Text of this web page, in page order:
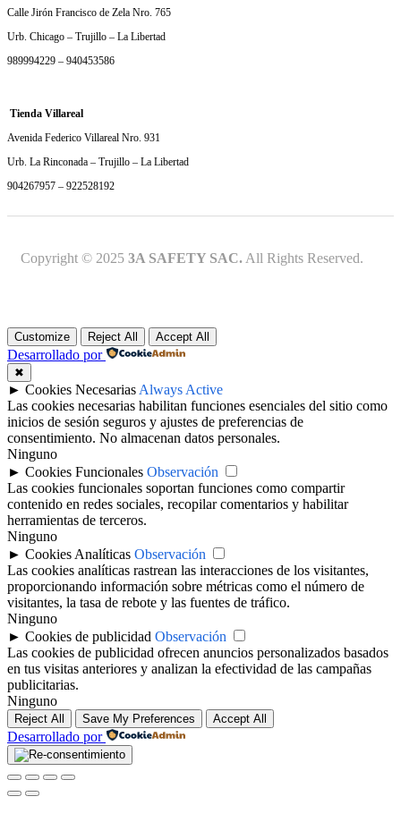
Calle Jirón Francisco de Zela Nro. 765
Urb. Chicago – Trujillo – La Libertad
989994229 – 940453586
Tienda Villareal
Avenida Federico Villareal Nro. 931
Urb. La Rinconada – Trujillo – La Libertad
904267957 – 922528192
Copyright © 2025 3A SAFETY SAC. All Rights Reserved.
Customize Reject All Accept All
Desarrollado por
✖
► Cookies Necesarias Always Active
Las cookies necesarias habilitan funciones esenciales del sitio como
inicios de sesión seguros y ajustes de preferencias de
consentimiento. No almacenan datos personales.
Ninguno
► Cookies Funcionales Observación
Las cookies funcionales soportan funciones como compartir
contenido en redes sociales, recopilar comentarios y habilitar
herramientas de terceros.
Ninguno
► Cookies Analíticas Observación
Las cookies analíticas rastrean las interacciones de los visitantes,
proporcionando información sobre métricas como el número de
visitantes, la tasa de rebote y las fuentes de tráfico.
Ninguno
► Cookies de publicidad Observación
Las cookies de publicidad ofrecen anuncios personalizados basados
en tus visitas anteriores y analizan la efectividad de las campañas
publicitarias.
Ninguno
Reject All Save My Preferences Accept All
Desarrollado por